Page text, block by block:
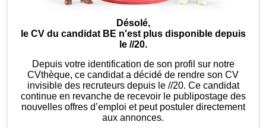
Désolé,
le CV du candidat BE n'est plus disponible depuis
le //20.
Depuis votre identification de son profil sur notre
CVthèque, ce candidat a décidé de rendre son CV
invisible des recruteurs depuis le //20. Ce candidat
continue en revanche de recevoir le publipostage des
nouvelles offres d’emploi et peut postuler directement
aux annonces.